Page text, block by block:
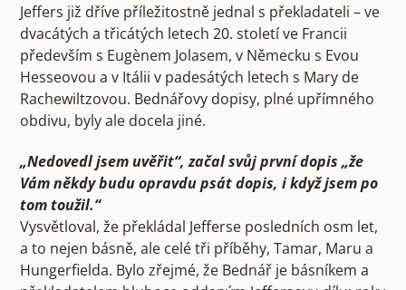
Jeffers již dříve příležitostně jednal s překladateli – ve
dvacátých a třicátých letech 20. století ve Francii
především s Eugènem Jolasem, v Německu s Evou
Hesseovou a v Itálii v padesátých letech s Mary de
Rachewiltzovou. Bednářovy dopisy, plné upřímného
obdivu, byly ale docela jiné.
„Nedovedl jsem uvěřit“, začal svůj první dopis „že
Vám někdy budu opravdu psát dopis, i když jsem po
tom toužil.“
Vysvětloval, že překládal Jefferse posledních osm let,
a to nejen básně, ale celé tři příběhy, Tamar, Maru a
Hungerfielda. Bylo zřejmé, že Bednář je básníkem a